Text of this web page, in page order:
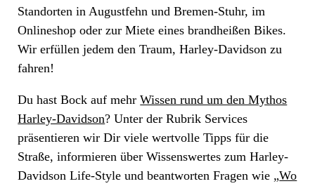
Standorten in Augustfehn und Bremen-Stuhr, im
Onlineshop oder zur Miete eines brandheißen Bikes.
Wir erfüllen jedem den Traum, Harley-Davidson zu
fahren!
Du hast Bock auf mehrWissen rund um den Mythos
Harley-Davidson? Unter der Rubrik Services
präsentieren wir Dir viele wertvolle Tipps für die
Straße, informieren über Wissenswertes zum Harley-
Davidson Life-Style und beantworten Fragen wie „Wo